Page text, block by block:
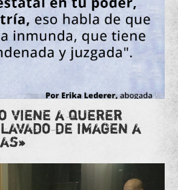
viene a querer
de imagen a